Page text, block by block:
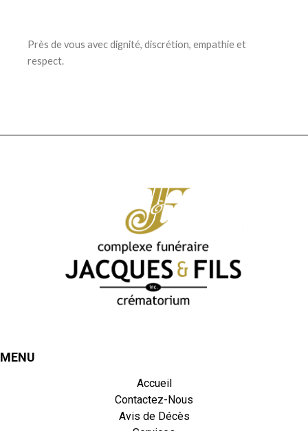
Près de vous avec dignité, discrétion, empathie et
respect.
MENU
Accueil
Contactez-Nous
Avis de Décès